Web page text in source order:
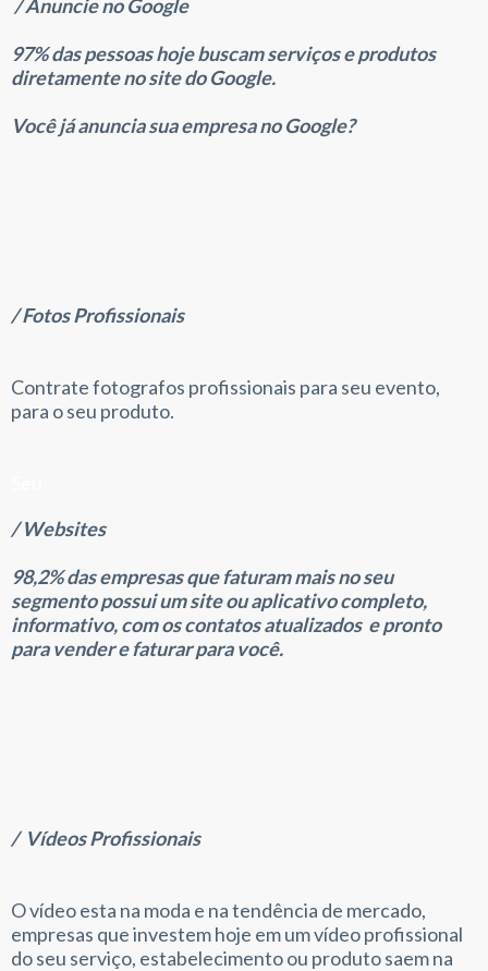
/Anuncie no Google
97% das pessoas hoje buscam serviços e produtos
diretamente no site do Google.
Você já anuncia sua empresa no Google?
/ Fotos Profissionais
Contrate fotografos profissionais para seu evento,
para o seu produto.
/ Websites
98,2% das empresas que faturam mais no seu
segmento possui um site ou aplicativo completo,
informativo, com os contatos atualizados e pronto
para vender e faturar para você.
/ Vídeos Profissionais
O vídeo esta na moda e na tendência de mercado,
empresas que investem hoje em um vídeo profissional
do seu serviço, estabelecimento ou produto saem na